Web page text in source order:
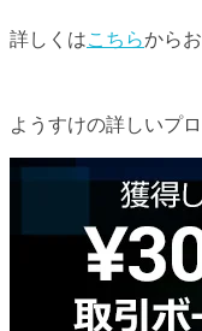
詳しくはこちらから
ようすけの詳しいプ